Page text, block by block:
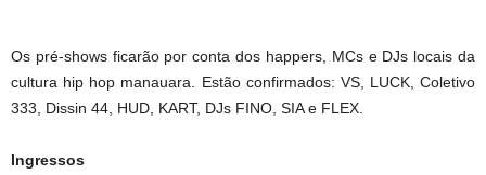
Os pré-shows ficarão por conta dos happers, MCs e DJs locais da
cultura hip hop manauara. Estão confirmados: VS, LUCK, Coletivo
333, Dissin 44, HUD, KART, DJs FINO, SIA e FLEX.
Ingressos